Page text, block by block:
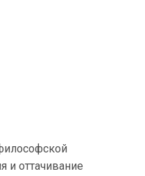
и оттачивание